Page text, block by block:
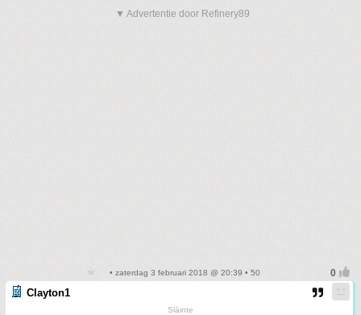
▼ Advertentie door Refinery89
• zaterdag 3 februari 2018 @ 20:39 • 50
Clayton1
Sláinte